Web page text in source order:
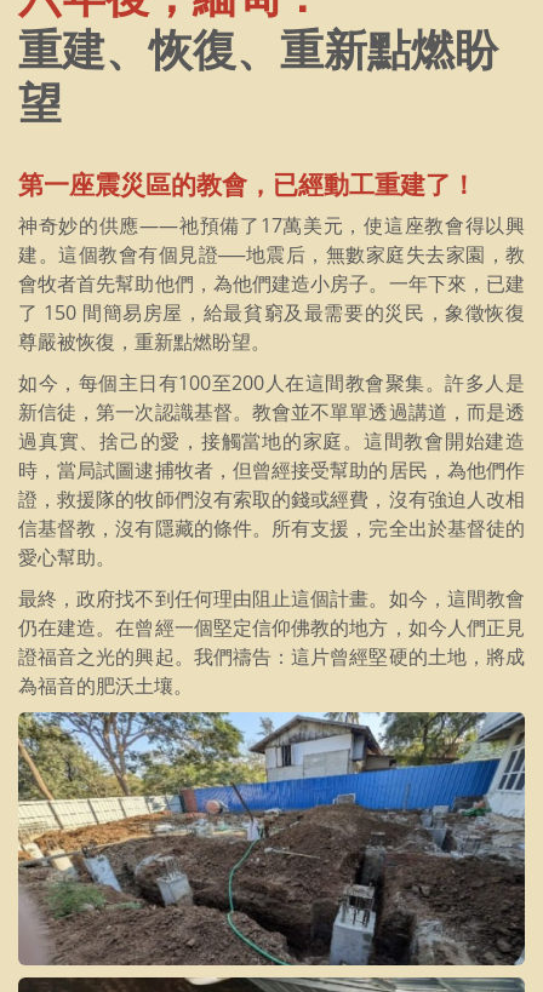
重建、恢復、重新點燃盼
望
第一座震災區的教會，已經動工重建了！
神奇妙的供應——祂預備了17萬美元，使這座教會得以興
建。這個教會有個見證──地震后，無數家庭失去家園，教
會牧者首先幫助他們，為他們建造小房子。一年下來，已建
了 150 間簡易房屋，給最貧窮及最需要的災民，象徵恢復
尊嚴被恢復，重新點燃盼望。
如今，每個主日有100至200人在這間教會聚集。許多人是
新信徒，第一次認識基督。教會並不單單透過講道，而是透
過真實、捨己的愛，接觸當地的家庭。這間教會開始建造
時，當局試圖逮捕牧者，但曾經接受幫助的居民，為他們作
證，救援隊的牧師們沒有索取的錢或經費，沒有強迫人改相
信基督教，沒有隱藏的條件。所有支援，完全出於基督徒的
愛心幫助。
最終，政府找不到任何理由阻止這個計畫。如今，這間教會
仍在建造。在曾經一個堅定信仰佛教的地方，如今人們正見
證福音之光的興起。我們禱告：這片曾經堅硬的土地，將成
為福音的肥沃土壤。